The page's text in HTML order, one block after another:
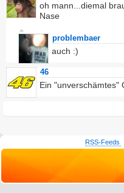
oh mann...diemal
Nase
problembaer
auch :)
46
Ein "unverschämtes"
RSS-Feeds